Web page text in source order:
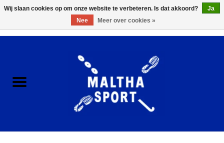
ACCESSOIRES/HARDWARE
KLEDING
Wij slaan cookies op om onze website te verbeteren. Is dat akkoord?
Ja
Nee
Meer over cookies »